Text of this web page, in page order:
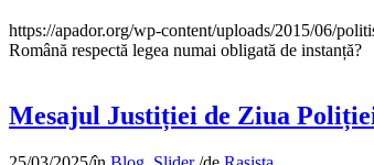
https://apador.org/wp-content/uploads/2015/06/
Română respectă legea numai obligată de instanță?
Mesajul Justiției de Ziua